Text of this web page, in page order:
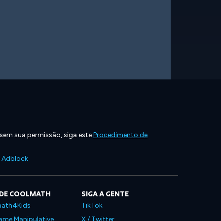
sua permissão, siga esteProcedimento de
Adblock
COOLMATH
Manipulative
SIGA A GENTE
TikTok
X / Twitter